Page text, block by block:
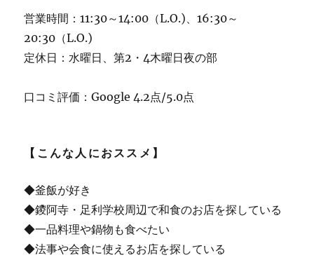
営業時間：11:30～14:00（L.O.)、16:30～
20:30（L.O.)
定休日：水曜日、第2・4木曜日夜の部
口コミ評価：Google 4.2点/5.0点
【こんな人におススメ】
◆釜飯が好き
◆鑁阿寺・足利学校周辺で和食のお店を探している
◆一品料理や鍋物も食べたい
◆法事や会食に使えるお店を探している